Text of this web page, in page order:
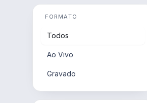
FORMATO
Todos
Ao Vivo
Gravado